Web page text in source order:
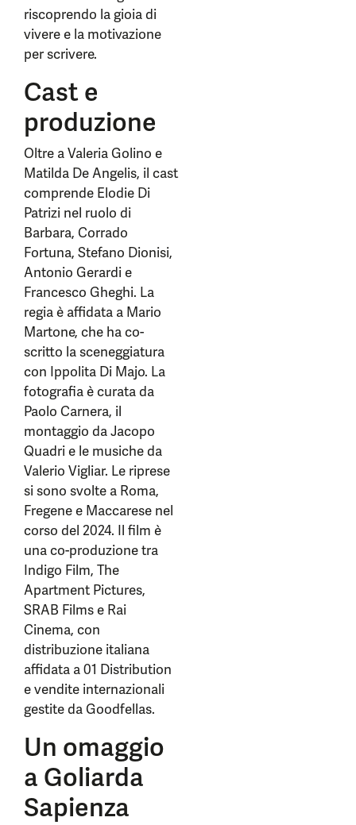
riscoprendo la gioia di
vivere e la motivazione
per scrivere.
Cast e
produzione
Oltre a Valeria Golino e
Matilda De Angelis, il cast
comprende Elodie Di
Patrizi nel ruolo di
Barbara, Corrado
Fortuna, Stefano Dionisi,
Antonio Gerardi e
Francesco Gheghi. La
regia è affidata a Mario
Martone, che ha co-
scritto la sceneggiatura
con Ippolita Di Majo. La
fotografia è curata da
Paolo Carnera, il
montaggio da Jacopo
Quadri e le musiche da
Valerio Vigliar. Le riprese
si sono svolte a Roma,
Fregene e Maccarese nel
corso del 2024. Il film è
una co-produzione tra
Indigo Film, The
Apartment Pictures,
SRAB Films e Rai
Cinema, con
distribuzione italiana
affidata a 01 Distribution
e vendite internazionali
gestite da Goodfellas.
Un omaggio
a Goliarda
Sapienza